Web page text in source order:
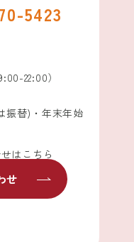
5423
22:00）
振替)・年末年始
はこちら
せ